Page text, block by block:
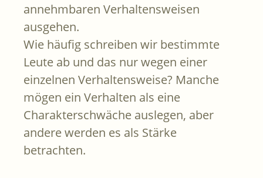
annehmbaren Verhaltensweisen
ausgehen.
Wie häufig schreiben wir bestimmte
Leute ab und das nur wegen einer
einzelnen Verhaltensweise? Manche
mögen ein Verhalten als eine
Charakterschwäche auslegen, aber
andere werden es als Stärke
betrachten.